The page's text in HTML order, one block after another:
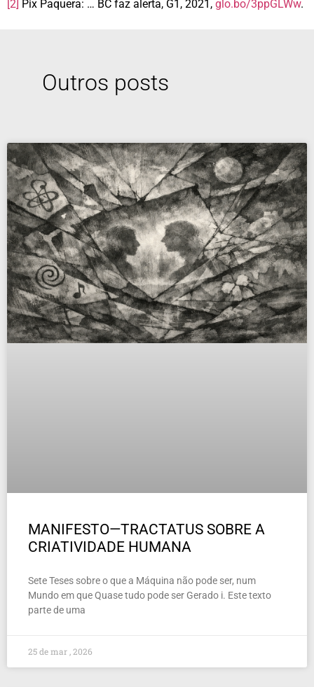
[2] Pix Paquera: … BC faz alerta, G1, 2021, glo.bo/3ppGLWw.
Outros posts
MANIFESTO—TRACTATUS SOBRE A
CRIATIVIDADE HUMANA
Sete Teses sobre o que a Máquina não pode ser, num
Mundo em que Quase tudo pode ser Gerado i. Este texto
parte de uma
25 de mar , 2026